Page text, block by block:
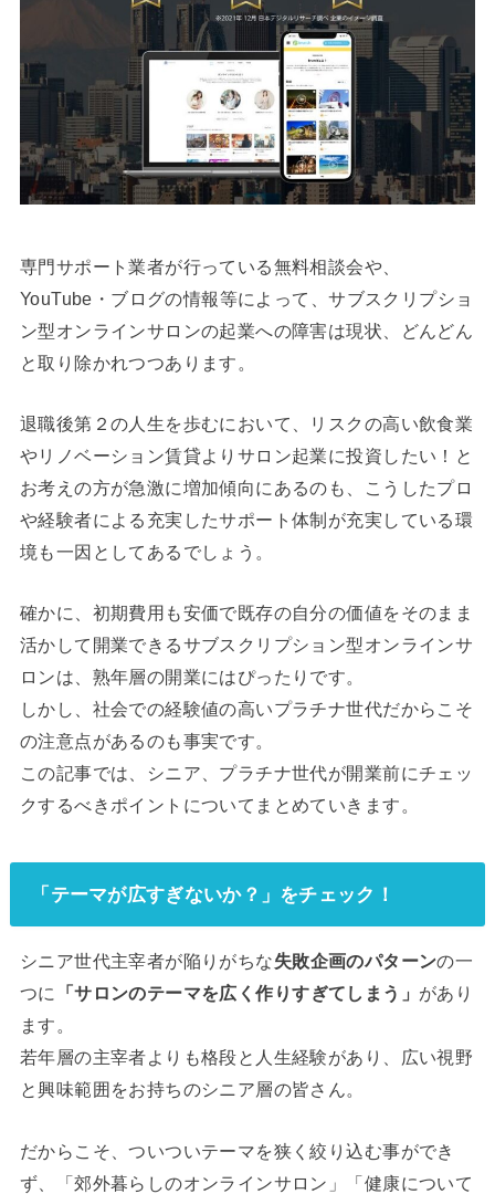
専門サポート業者が行っている無料相談会や、
YouTube・ブログの情報等によって、サブスクリプショ
ン型オンラインサロンの起業への障害は現状、どんどん
と取り除かれつつあります。
退職後第２の人生を歩むにおいて、リスクの高い飲食業
やリノベーション賃貸よりサロン起業に投資したい！と
お考えの方が急激に増加傾向にあるのも、こうしたプロ
や経験者による充実したサポート体制が充実している環
境も一因としてあるでしょう。
確かに、初期費用も安価で既存の自分の価値をそのまま
活かして開業できるサブスクリプション型オンラインサ
ロンは、熟年層の開業にはぴったりです。
しかし、社会での経験値の高いプラチナ世代だからこそ
の注意点があるのも事実です。
この記事では、シニア、プラチナ世代が開業前にチェッ
クするべきポイントについてまとめていきます。
「テーマが広すぎないか？」をチェック！
シニア世代主宰者が陥りがちな失敗企画のパターンの一
つに
「サロンのテーマを広く作りすぎてしまう」 があり
ます。
若年層の主宰者よりも格段と人生経験があり、広い視野
と興味範囲をお持ちのシニア層の皆さん。
だからこそ、ついついテーマを狭く絞り込む事ができ
ず、「郊外暮らしのオンラインサロン」「健康について